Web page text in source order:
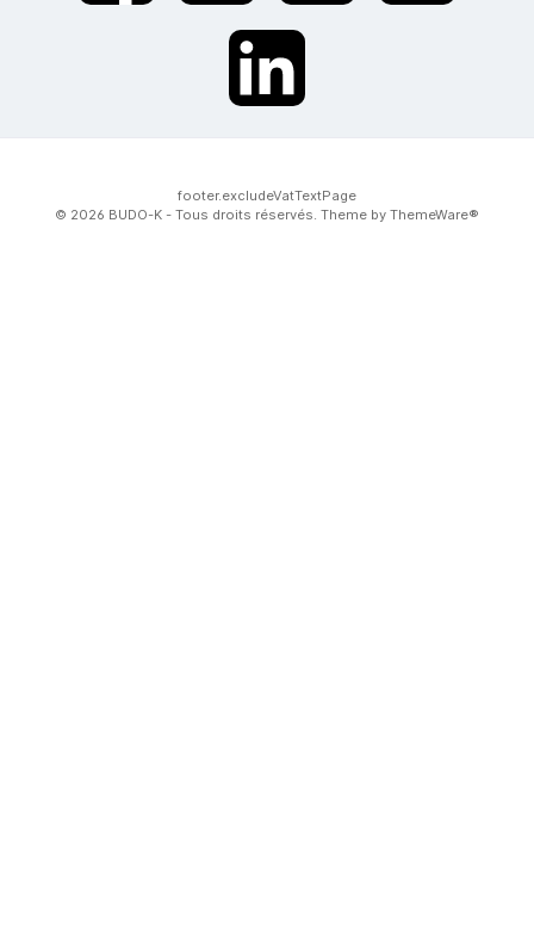
twt.widget.communities.linkedin.name
footer.excludeVatTextPage
© 2026 BUDO-K - Tous droits réservés. Theme by ThemeWare®